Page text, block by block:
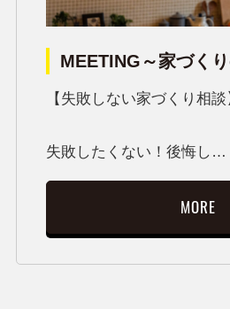
MEETING～家づく
【失敗しない家づくり相談
失敗したくない！後悔し…
MORE